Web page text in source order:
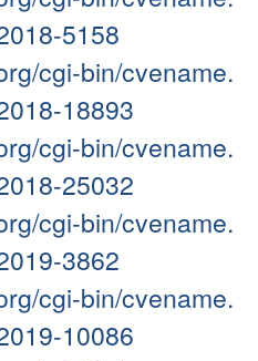
5158
cgi-bin/cvename.
18893
cgi-bin/cvename.
25032
cgi-bin/cvename.
3862
cgi-bin/cvename.
10086